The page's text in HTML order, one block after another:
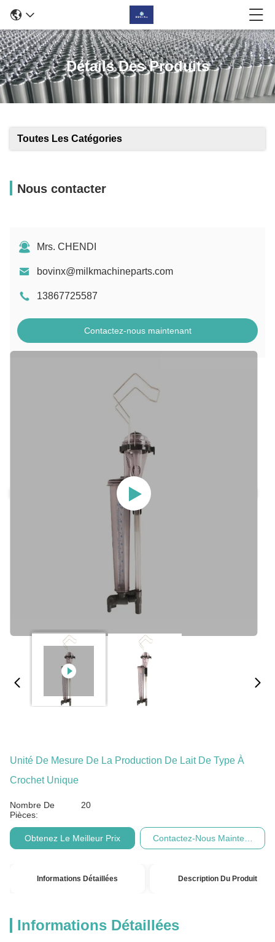
Détails Des Produits
Toutes Les Catégories
Nous contacter
Mrs. CHENDI
bovinx@milkmachineparts.com
13867725587
Contactez-nous maintenant
Unité De Mesure De La Production De Lait De Type À
Crochet Unique
Nombre De
Pièces:
20
Obtenez Le Meilleur Prix Contactez-Nous Maintenant
Informations Détaillées Description Du Produit
Informations Détaillées